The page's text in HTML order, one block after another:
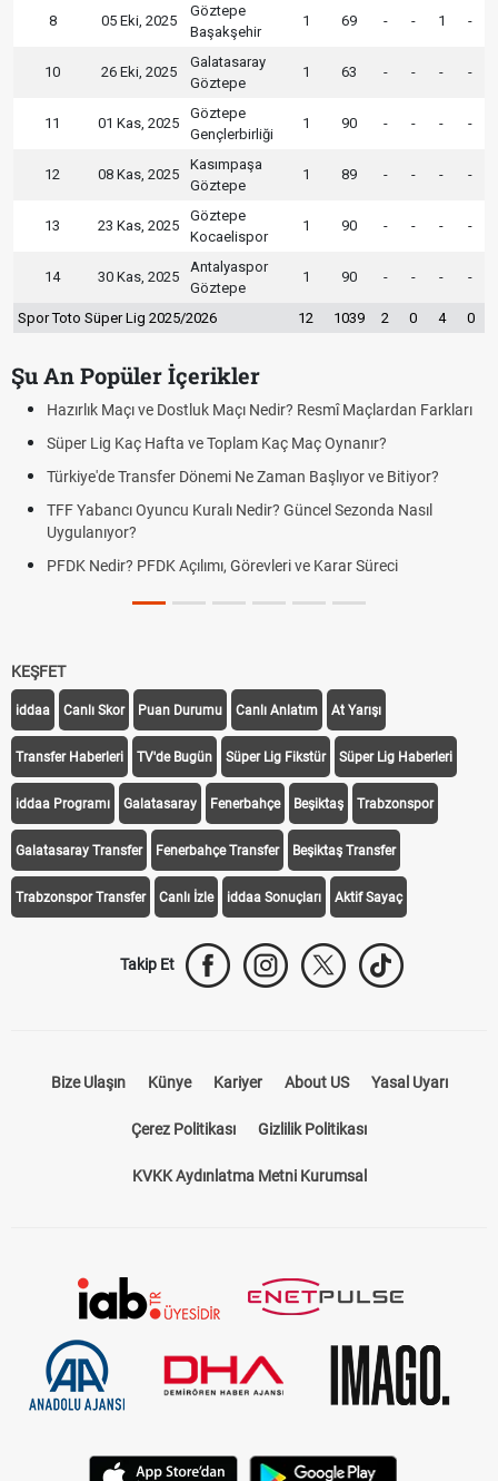
8 05 Eki, 2025
Göztepe
Başakşehir
1 69 - - 1 -
10 26 Eki, 2025
Galatasaray
Göztepe
1 63 - - - -
11 01 Kas, 2025
Göztepe
Gençlerbirliği
1 90 - - - -
12 08 Kas, 2025
Kasımpaşa
Göztepe
1 89 - - - -
13 23 Kas, 2025
Göztepe
Kocaelispor
1 90 - - - -
14 30 Kas, 2025
Antalyaspor
Göztepe
1 90 - - - -
Spor Toto Süper Lig 2025/2026 12 1039 2 0 4 0
Şu An Popüler İçerikler
Hazırlık Maçı ve Dostluk Maçı Nedir? Resmî Maçlardan Farkları
Süper Lig Kaç Hafta ve Toplam Kaç Maç Oynanır?
Türkiye'de Transfer Dönemi Ne Zaman Başlıyor ve Bitiyor?
TFF Yabancı Oyuncu Kuralı Nedir? Güncel Sezonda Nasıl
Uygulanıyor?
PFDK Nedir? PFDK Açılımı, Görevleri ve Karar Süreci
KEŞFET
iddaa Canlı Skor Puan Durumu Canlı Anlatım At Yarışı
Transfer Haberleri TV'de Bugün Süper Lig Fikstür Süper Lig Haberleri
iddaa Programı Galatasaray Fenerbahçe Beşiktaş Trabzonspor
Galatasaray Transfer Fenerbahçe Transfer Beşiktaş Transfer
Trabzonspor Transfer Canlı İzle iddaa Sonuçları Aktif Sayaç
Takip Et
Bize Ulaşın Künye Kariyer About US Yasal Uyarı
Çerez Politikası Gizlilik Politikası
KVKK Aydınlatma Metni Kurumsal